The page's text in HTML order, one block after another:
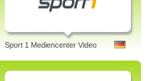
Sport 1 Mediencenter Video